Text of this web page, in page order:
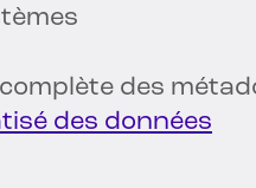
des
des données